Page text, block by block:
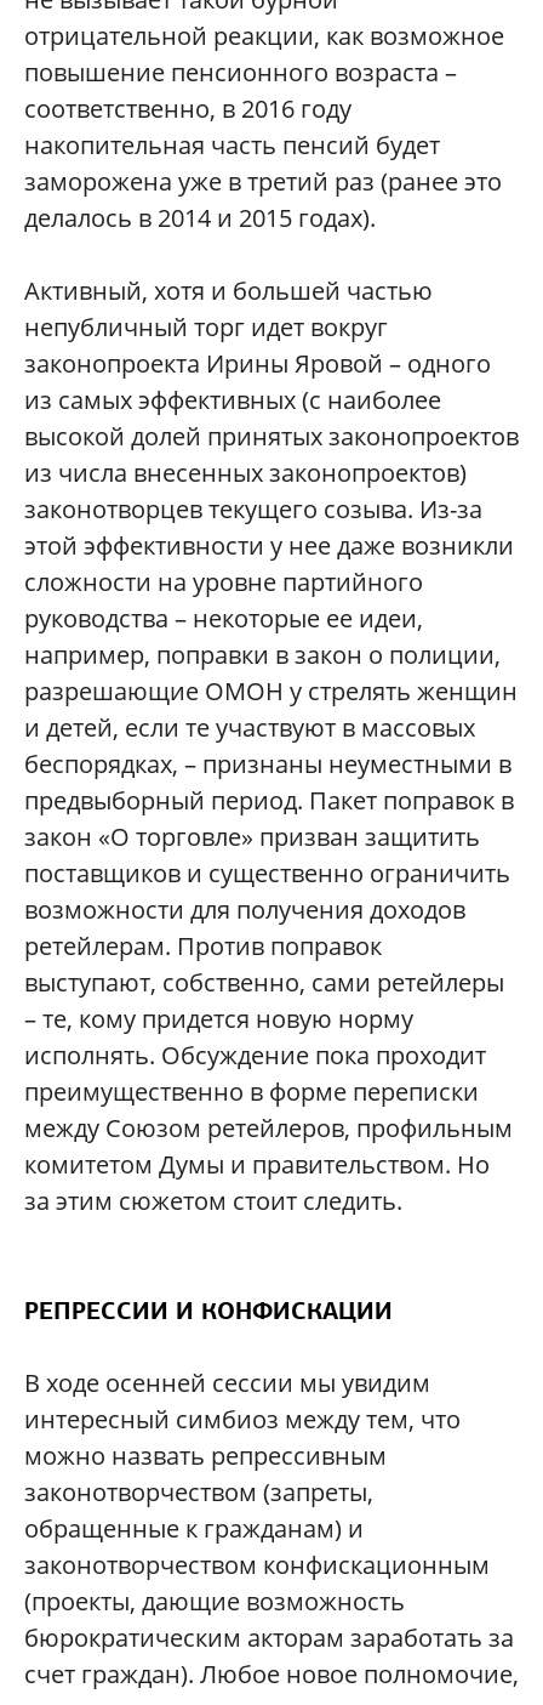
отрицательной реакции, как возможное
повышение пенсионного возраста –
соответственно, в 2016 году
накопительная часть пенсий будет
заморожена уже в третий раз (ранее это
делалось в 2014 и 2015 годах).
Активный, хотя и большей частью
непубличный торг идет вокруг
законопроекта Ирины Яровой – одного
из самых эффективных (с наиболее
высокой долей принятых законопроектов
из числа внесенных законопроектов)
законотворцев текущего созыва. Из-за
этой эффективности у нее даже возникли
сложности на уровне партийного
руководства – некоторые ее идеи,
например, поправки в закон о полиции,
разрешающие ОМОН у стрелять женщин
и детей, если те участвуют в массовых
беспорядках, – признаны неуместными в
предвыборный период. Пакет поправок в
закон «О торговле» призван защитить
поставщиков и существенно ограничить
возможности для получения доходов
ретейлерам. Против поправок
выступают, собственно, сами ретейлеры
– те, кому придется новую норму
исполнять. Обсуждение пока проходит
преимущественно в форме переписки
между Союзом ретейлеров, профильным
комитетом Думы и правительством. Но
за этим сюжетом стоит следить.
РЕПРЕССИИ И КОНФИСКАЦИИ
В ходе осенней сессии мы увидим
интересный симбиоз между тем, что
можно назвать репрессивным
законотворчеством (запреты,
обращенные к гражданам) и
законотворчеством конфискационным
(проекты, дающие возможность
бюрократическим акторам заработать за
счет граждан). Любое новое полномочие,